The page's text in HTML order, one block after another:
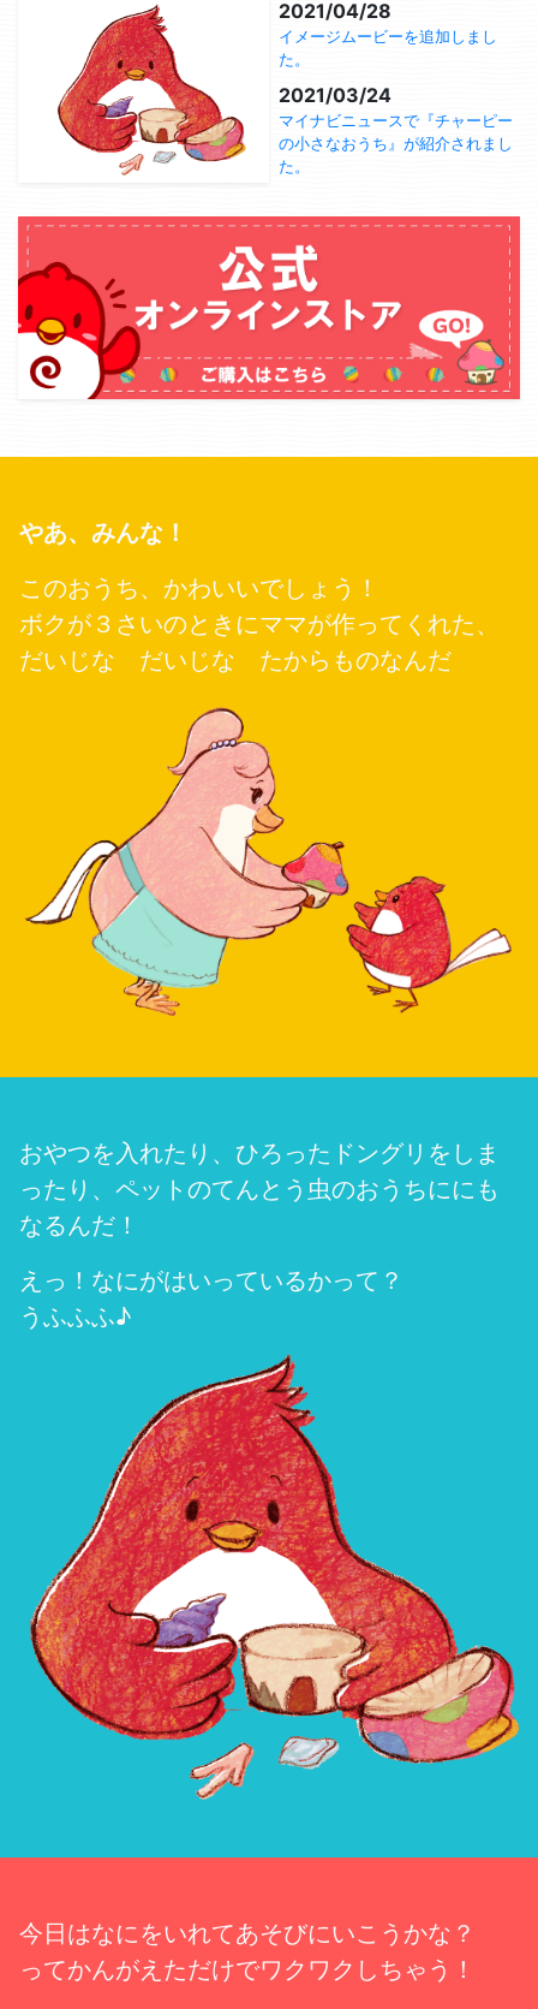
2021/04/28
イメージムービーを追加しまし
た。
2021/03/24
マイナビニュースで『チャーピー
の小さなおうち』が紹介されまし
た。
やあ、みんな！
このおうち、かわいいでしょう！
ボクが３さいのときにママが作ってくれた、
だいじな だいじな たからものなんだ
おやつを入れたり、ひろったドングリをしま
ったり、ペットのてんとう虫のおうちににも
なるんだ！
えっ！なにがはいっているかって？
うふふふ♪
今日はなにをいれてあそびにいこうかな？
ってかんがえただけでワクワクしちゃう！